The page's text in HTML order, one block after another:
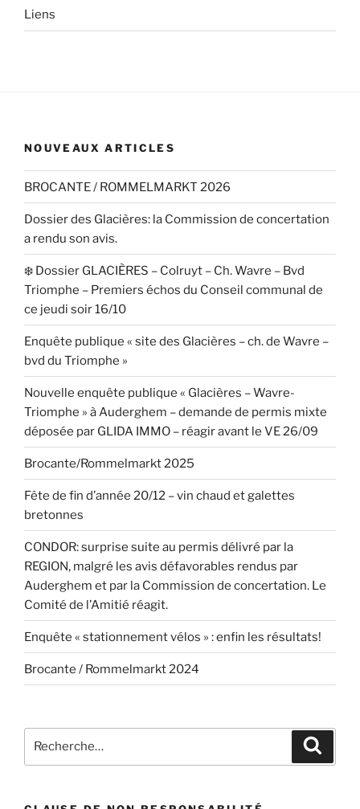
Liens
NOUVEAUX ARTICLES
BROCANTE / ROMMELMARKT 2026
Dossier des Glacières: la Commission de concertation
a rendu son avis.
❄️ Dossier GLACIÈRES – Colruyt – Ch. Wavre – Bvd
Triomphe – Premiers échos du Conseil communal de
ce jeudi soir 16/10
Enquête publique « site des Glacières – ch. de Wavre –
bvd du Triomphe »
Nouvelle enquête publique « Glacières – Wavre-
Triomphe » à Auderghem – demande de permis mixte
déposée par GLIDA IMMO – réagir avant le VE 26/09
Brocante/Rommelmarkt 2025
Fête de fin d’année 20/12 – vin chaud et galettes
bretonnes
CONDOR: surprise suite au permis délivré par la
REGION, malgré les avis défavorables rendus par
Auderghem et par la Commission de concertation. Le
Comité de l’Amitié réagit.
Enquête « stationnement vélos » : enfin les résultats!
Brocante / Rommelmarkt 2024
pour